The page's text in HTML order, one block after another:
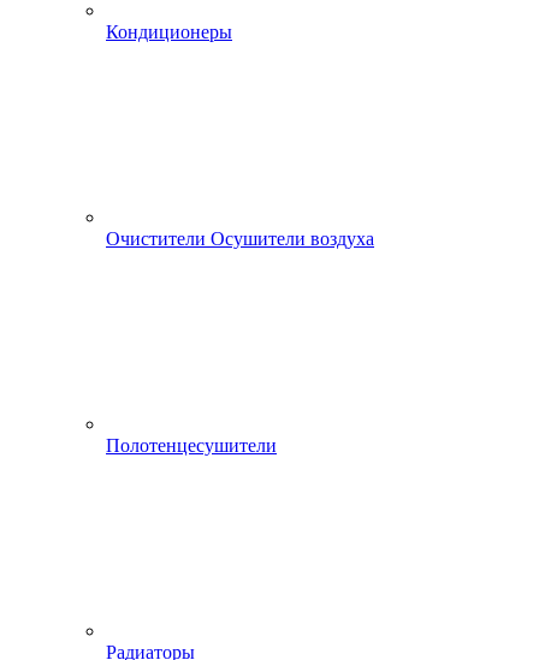
Кондиционеры
Очистители Осушители воздуха
Полотенцесушители
Радиаторы